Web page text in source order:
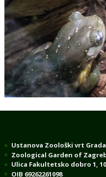
Ustanova Zoološki vrt
Zoological Garden of
Ulica Fakultetsko dobro 1,
OIB 69262261098